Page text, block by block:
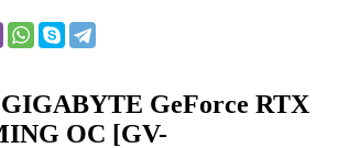
GeForce RTX
OC [GV-